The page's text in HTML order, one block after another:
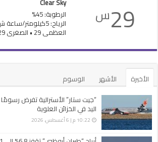
29س
Clear Sky
الرطوبة: 45%
الرياح: 5كيلومتر/ساعة ش.ش.ق‎
العظمى 29 • الصغرى 29
الأخيرة الأشهر
الوسوم
“جيت ستار” الأسترالية تفرض
اليد في الخزائن العلوية
10:22 م | 6 أغسطس، 2026